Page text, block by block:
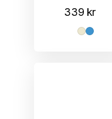
339 kr